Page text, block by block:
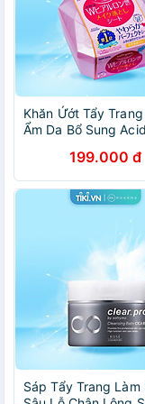
Khăn Ứớt Tẩy
Ẩm Da Bổ Sung Acid
Nhật Bản (Hộp 52
199.000 đ
Sáp Tẩy Trang Làm